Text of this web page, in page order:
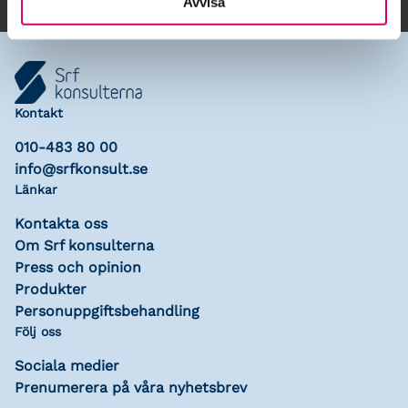
Kontakt
010-483 80 00
info@srfkonsult.se
Länkar
Kontakta oss
Om Srf konsulterna
Press och opinion
Produkter
Personuppgiftsbehandling
Följ oss
Sociala medier
Prenumerera på våra nyhetsbrev